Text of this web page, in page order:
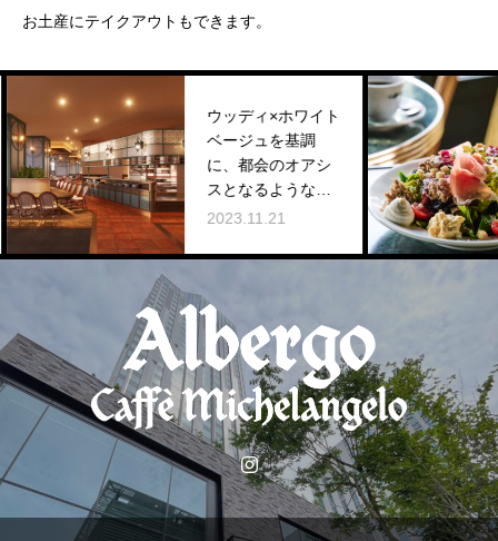
お土産にテイクアウトもできます。
ウッディ×ホワイト
ベージュを基調
に、都会のオアシ
スとなるような特
別な空間をお愉し
みください。
2023.11.21